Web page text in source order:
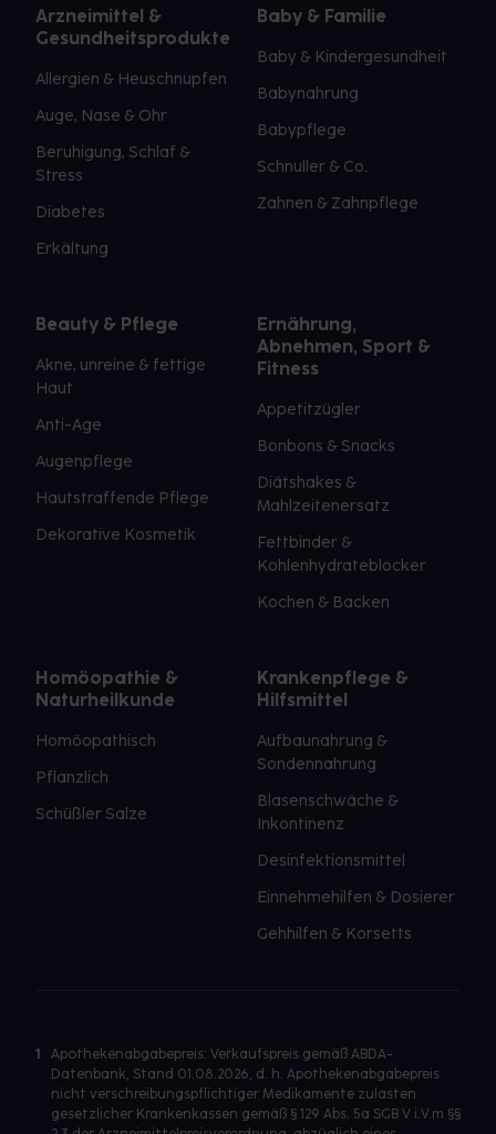
Arzneimittel &
Gesundheitsprodukte
Allergien & Heuschnupfen
Auge, Nase & Ohr
Beruhigung, Schlaf &
Stress
Diabetes
Erkältung
Baby & Familie
Baby & Kindergesundheit
Babynahrung
Babypflege
Schnuller & Co.
Zahnen & Zahnpflege
Beauty & Pflege
Akne, unreine & fettige
Haut
Anti-Age
Augenpflege
Hautstraffende Pflege
Dekorative Kosmetik
Ernährung,
Abnehmen, Sport &
Fitness
Appetitzügler
Bonbons & Snacks
Diätshakes &
Mahlzeitenersatz
Fettbinder &
Kohlenhydrateblocker
Kochen & Backen
Homöopathie &
Naturheilkunde
Homöopathisch
Pflanzlich
Schüßler Salze
Krankenpflege &
Hilfsmittel
Aufbaunahrung &
Sondennahrung
Blasenschwäche &
Inkontinenz
Desinfektionsmittel
Einnehmehilfen & Dosierer
Gehhilfen & Korsetts
1
Apothekenabgabepreis: Verkaufspreis gemäß ABDA-
Datenbank, Stand 01.08.2026, d. h. Apothekenabgabepreis
nicht verschreibungspflichtiger Medikamente zulasten
gesetzlicher Krankenkassen gemäß § 129 Abs. 5a SGB V i.V.m §§